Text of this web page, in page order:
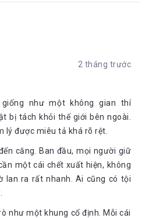
2 tháng trước
như một không gian thí
bị tách khỏi thế giới bên ngoài.
lý được miêu tả khá rõ rệt.
căng. Ban đầu, mọi người giữ
một cái chết xuất hiện, không
lan ra rất nhanh. Ai cũng có tội
như một khung cố định. Mỗi cái